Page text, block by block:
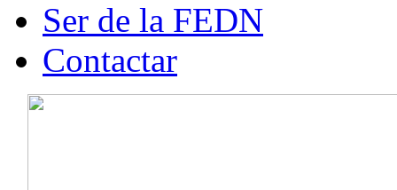
Ser de la FEDN
Contactar